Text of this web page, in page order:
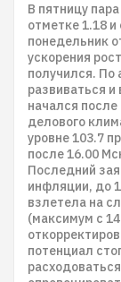
В пятницу
отметке 1.18 и
понедельник
ускорения
получился. По
развиваться
начался после
делового
уровне 103.7
после 16.00
Последний
инфляции, до
взлетела на
(максимум с
потенциал